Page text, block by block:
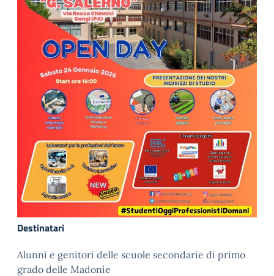
Destinatari
Alunni e genitori delle scuole secondarie di primo
grado delle Madonie